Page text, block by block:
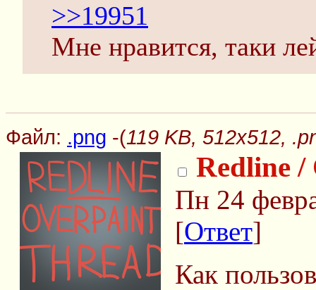
>>19951
Мне нравится, таки
Файл: .png -(119 KB, 512x512,
Redline
Пн 24
[Ответ]
Как